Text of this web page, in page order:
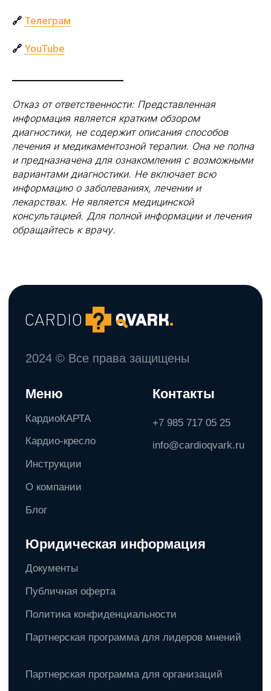
🔗 Телеграм
🔗 YouTube
Отказ от ответственности: Представленная
информация является кратким обзором
диагностики, не содержит описания способов
лечения и медикаментозной терапии. Она не полна
и предназначена для ознакомления с возможными
вариантами диагностики. Не включает всю
информацию о заболеваниях, лечении и
лекарствах. Не является медицинской
консультацией. Для полной информации и лечения
обращайтесь к врачу.